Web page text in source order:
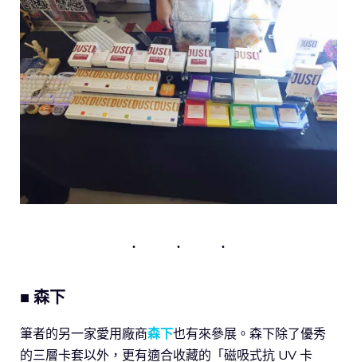
■ 森下
筆者的另一家愛用廠商森下也有來參展。森下除了優秀
的三層卡套以外，更有適合收藏的「磁吸式抗 UV 卡